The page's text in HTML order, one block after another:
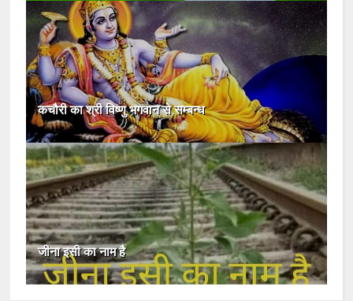
कचौरी का श्री विष्णु भगवान से सम्बन्ध
जीना इसी का नाम है